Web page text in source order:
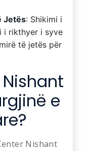
Jetës: Shikimi i
i rikthyer i syve
të jetës për
e
Nishant